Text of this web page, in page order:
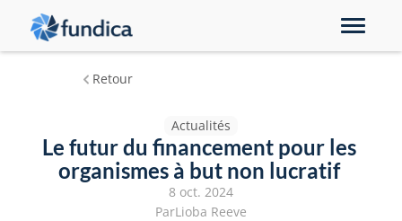
Compagnie
Partenariats
Petites entreprises
Demander une démo
Retour
Actualités
Le futur du financement pour les
organismes à but non lucratif
8 oct. 2024
ParLioba Reeve